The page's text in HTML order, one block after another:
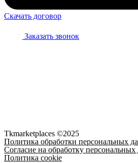
Скачать договор
Заказать звонок
Tkmarketplaces ©2025
Политика обработки персональных
Согласие на обработку
Политика cookie